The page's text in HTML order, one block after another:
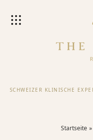
SCHWEIZER KLINISCHE
Startseite